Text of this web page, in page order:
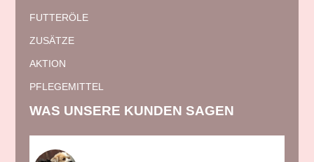
FUTTERÖLE
ZUSÄTZE
AKTION
PFLEGEMITTEL
WAS UNSERE KUNDEN SAGEN